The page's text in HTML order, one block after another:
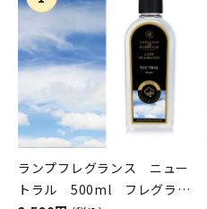
ランプフレグランス ニュー
トラル 500ml フレグラン